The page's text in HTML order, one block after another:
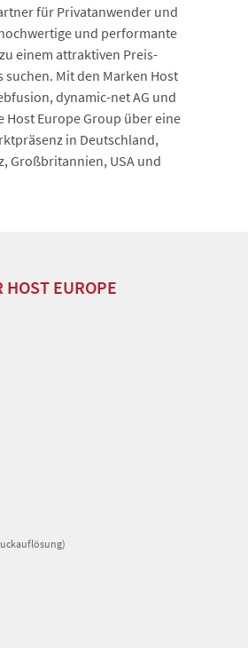
für Privatanwender und
und performante
einem attraktiven Preis-
Mit den Marken Host
dynamic-net AG und
Host Europe Group über eine
in Deutschland,
Großbritannien, USA und
HOST EUROPE